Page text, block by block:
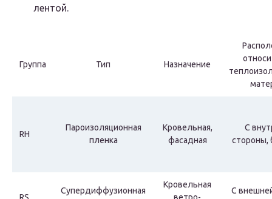
лентой.
Группа Тип Назначение
RH
Пароизоляционная
пленка
Кровельная,
фасадная
С
стороны,
Супердиффузионная
Кровельная
С